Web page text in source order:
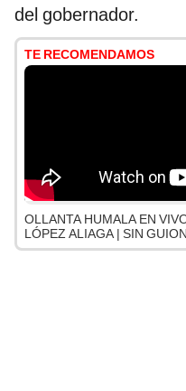
del gobernador.
TE RECOMENDAMOS
OLLANTA HUMALA EN
LÓPEZ ALIAGA | SIN